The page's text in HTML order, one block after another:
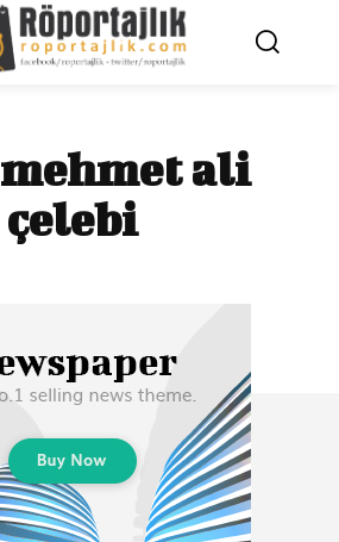
mehmet ali
çelebi